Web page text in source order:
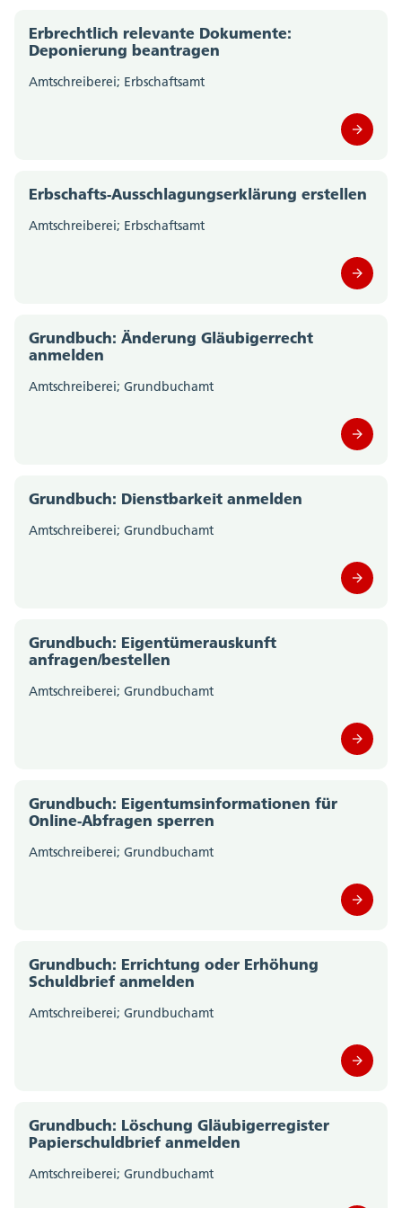
Staatskanzlei (0)
Steueramt (0)
Departementssekretariat (0)
Erbrechtlich relevante Dokumente:
Deponierung beantragen
Amtschreiberei; Erbschaftsamt
Erbschafts-Ausschlagungserklärung erstellen
Amtschreiberei; Erbschaftsamt
Grundbuch: Änderung Gläubigerrecht
anmelden
Amtschreiberei; Grundbuchamt
Grundbuch: Dienstbarkeit anmelden
Amtschreiberei; Grundbuchamt
Grundbuch: Eigentümerauskunft
anfragen/bestellen
Amtschreiberei; Grundbuchamt
Grundbuch: Eigentumsinformationen für
Online-Abfragen sperren
Amtschreiberei; Grundbuchamt
Grundbuch: Errichtung oder Erhöhung
Schuldbrief anmelden
Amtschreiberei; Grundbuchamt
Grundbuch: Löschung Gläubigerregister
Papierschuldbrief anmelden
Amtschreiberei; Grundbuchamt